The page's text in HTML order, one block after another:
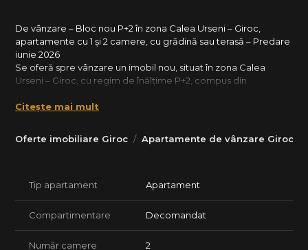
Oferte imobiliare Giroc Apartamente de vânzare Giroc
De vânzare – Bloc nou P+2 în zona Calea Urseni – Giroc,
apartamente cu 1 și 2 camere, cu grădină sau terasă – Predare
iunie 2026
Se oferă spre vânzare un imobil nou, situat în zona Calea
Urseni – Giroc, cu regim de înălțime P+2, compus din
parter cu grădină proprie, cât și la etaj cu terasă.
racordat la toate utilitățile.
Termen de predare: iunie 2026.
AP 1 – Vândut
AP 2 – Apartament 2 camere
• 49.4 mp utili
• 53 mp curte în proprietate exclusivă
Citește mai mult
Tip apartament Apartament
Compartimentare Decomandat
Număr camere 2